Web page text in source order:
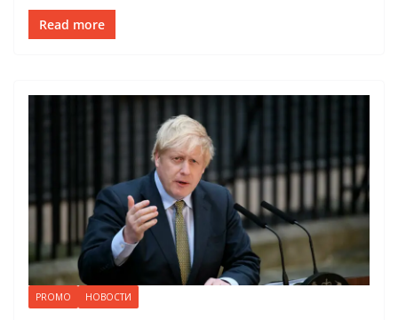
Read more
PROMO НОВОСТИ